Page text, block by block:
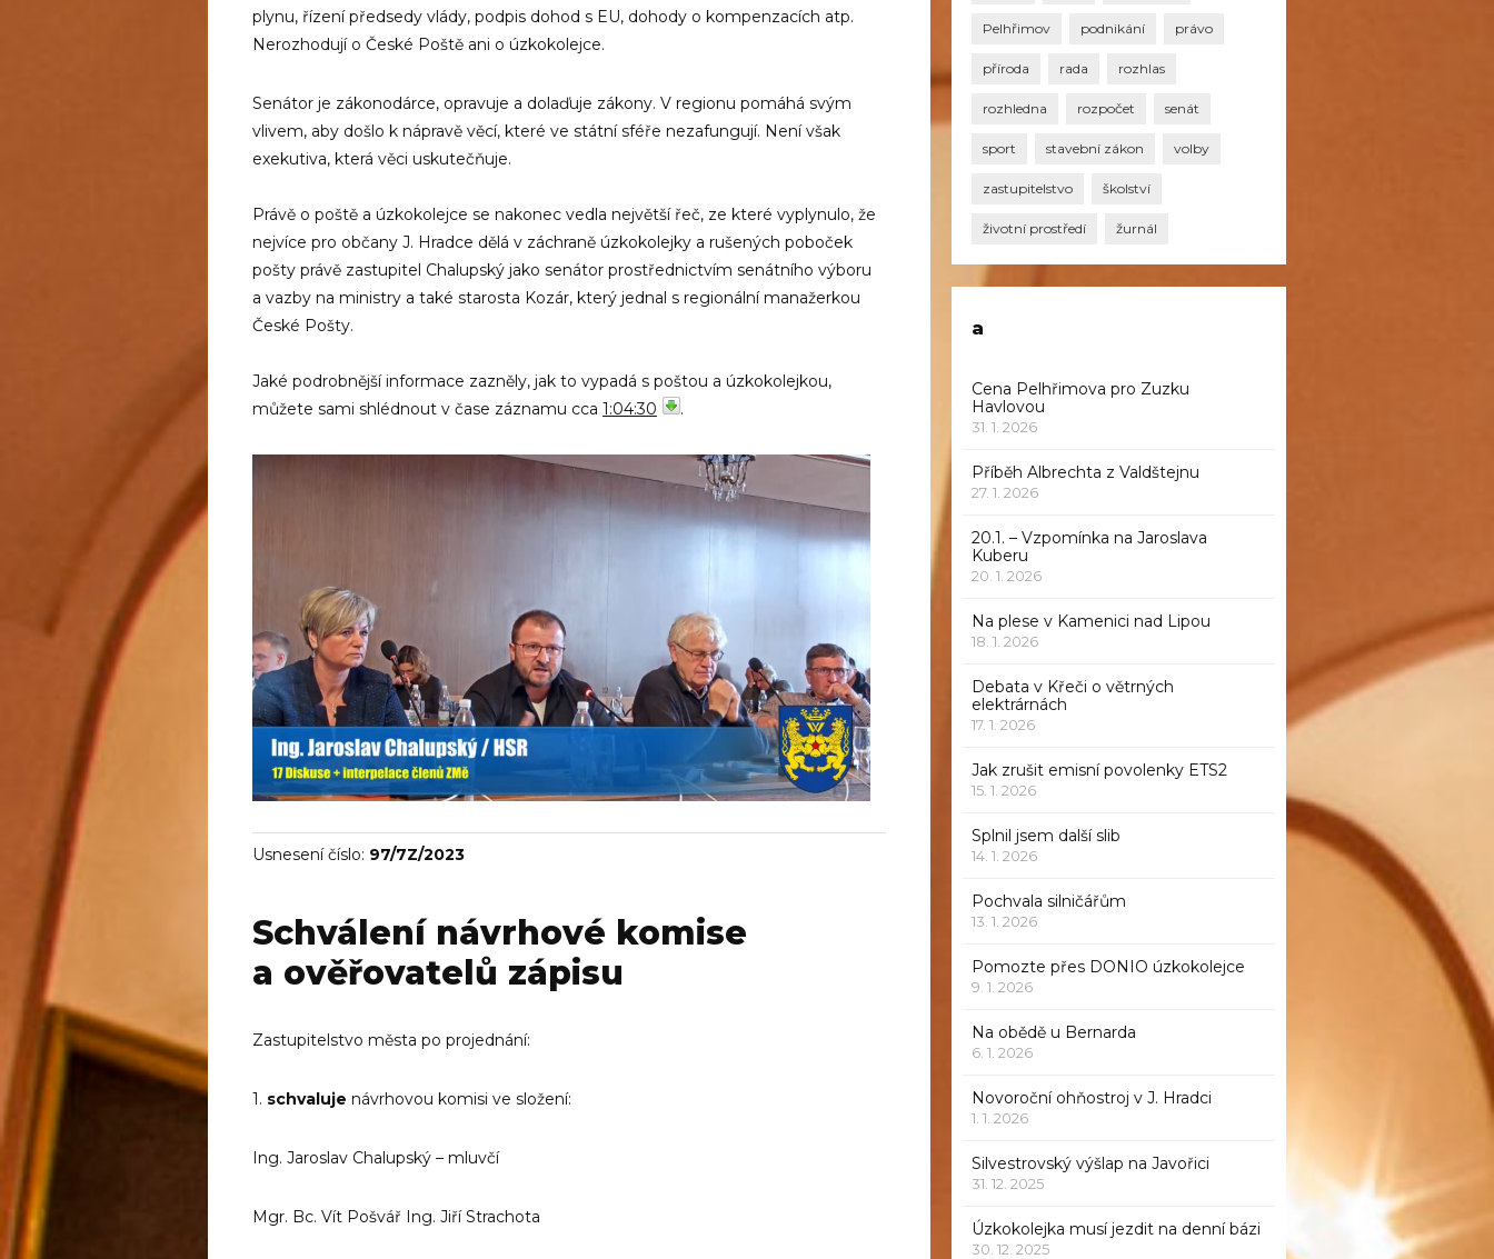
plynu, řízení předsedy vlády, podpis dohod s EU, dohody o kompenzacích atp.
Nerozhodují o České Poště ani o úzkokolejce.
Senátor je zákonodárce, opravuje a dolaďuje zákony. V regionu pomáhá svým
vlivem, aby došlo k nápravě věcí, které ve státní sféře nezafungují. Není však
exekutiva, která věci uskutečňuje.
Právě o poště a úzkokolejce se nakonec vedla největší řeč, ze které vyplynulo, že
nejvíce pro občany J. Hradce dělá v záchraně úzkokolejky a rušených poboček
pošty právě zastupitel Chalupský jako senátor prostřednictvím senátního výboru
a vazby na ministry a také starosta Kozár, který jednal s regionální manažerkou
České Pošty.
Jaké podrobnější informace zazněly, jak to vypadá s poštou a úzkokolejkou,
můžete sami shlédnout v čase záznamu cca 1:04:30 .
Usnesení číslo: 97/7Z/2023
Schválení návrhové komise
a ověřovatelů zápisu
Zastupitelstvo města po projednání:
1. schvaluje návrhovou komisi ve složení:
Ing. Jaroslav Chalupský – mluvčí
Mgr. Bc. Vít Pošvář Ing. Jiří Strachota
Pelhřimov podnikání právo
příroda rada rozhlas
rozhledna rozpočet senát
sport stavební zákon volby
zastupitelstvo školství
životní prostředí žurnál
a
Cena Pelhřimova pro Zuzku
Havlovou
31. 1. 2026
Příběh Albrechta z Valdštejnu
27. 1. 2026
20.1. – Vzpomínka na Jaroslava
Kuberu
20. 1. 2026
Na plese v Kamenici nad Lipou
18. 1. 2026
Debata v Křeči o větrných
elektrárnách
17. 1. 2026
Jak zrušit emisní povolenky ETS2
15. 1. 2026
Splnil jsem další slib
14. 1. 2026
Pochvala silničářům
13. 1. 2026
Pomozte přes DONIO úzkokolejce
9. 1. 2026
Na obědě u Bernarda
6. 1. 2026
Novoroční ohňostroj v J. Hradci
1. 1. 2026
Silvestrovský výšlap na Javořici
31. 12. 2025
Úzkokolejka musí jezdit na denní bázi
30. 12. 2025